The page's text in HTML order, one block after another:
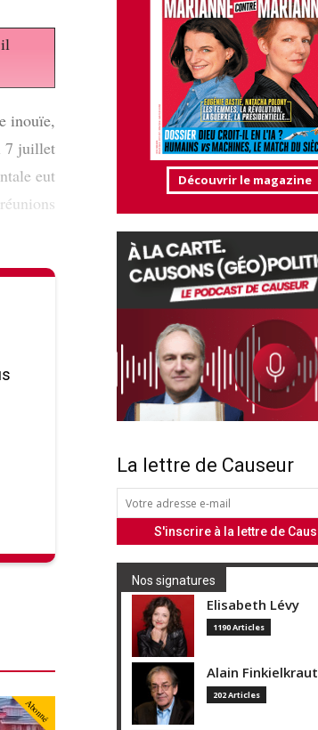
inouïe,
7 juillet
eut
Abonné
Découvrir le magazine
La lettre de Causeur
Nos signatures
Elisabeth Lévy
1190 Articles
Alain Finkielkraut
202 Articles